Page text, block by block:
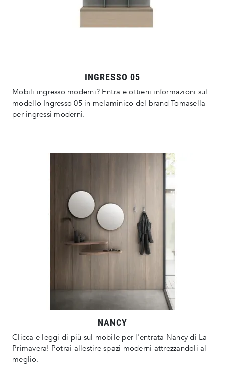
INGRESSO 05
Mobili ingresso moderni? Entra e ottieni informazioni sul
modello Ingresso 05 in melaminico del brand Tomasella
per ingressi moderni.
NANCY
Clicca e leggi di più sul mobile per l'entrata Nancy di La
Primavera! Potrai allestire spazi moderni attrezzandoli al
meglio.